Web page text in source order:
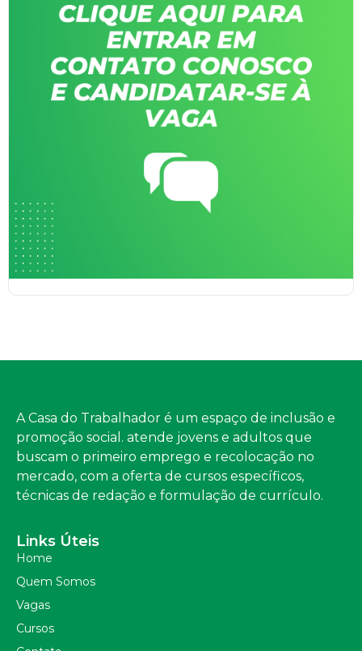
A Casa do Trabalhador é um espaço de inclusão e
promoção social. atende jovens e adultos que
buscam o primeiro emprego e recolocação no
mercado, com a oferta de cursos específicos,
técnicas de redação e formulação de currículo.
Links Úteis
Home
Quem Somos
Vagas
Cursos